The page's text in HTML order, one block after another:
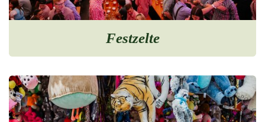
Festzelte